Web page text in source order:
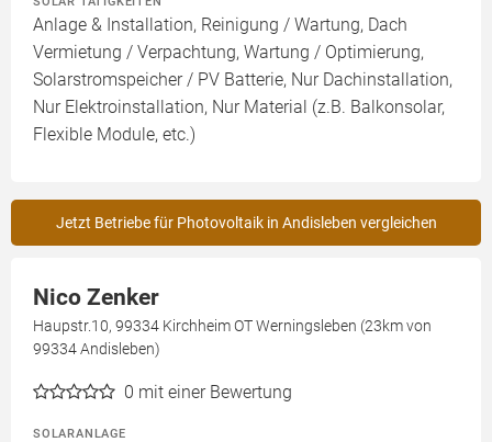
Anlage & Installation, Reinigung / Wartung, Dach
Vermietung / Verpachtung, Wartung / Optimierung,
Solarstromspeicher / PV Batterie, Nur Dachinstallation,
Nur Elektroinstallation, Nur Material (z.B. Balkonsolar,
Flexible Module, etc.)
Jetzt Betriebe für Photovoltaik in Andisleben vergleichen
Nico Zenker
Haupstr.10, 99334 Kirchheim OT Werningsleben (23km von
99334 Andisleben)
0 mit einer Bewertung
SOLARANLAGE